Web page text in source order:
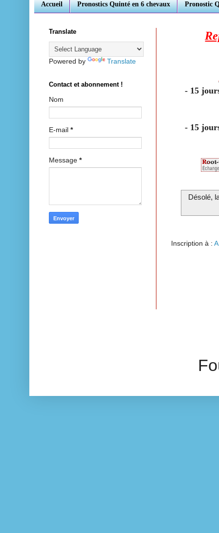
Accueil Pronostics Quinté en 6 chevaux Pronostic
- 15
- 15
Désolé,
Inscription à :
Translate
Powered by Translate
Contact et abonnement !
Nom
E-mail *
Message *